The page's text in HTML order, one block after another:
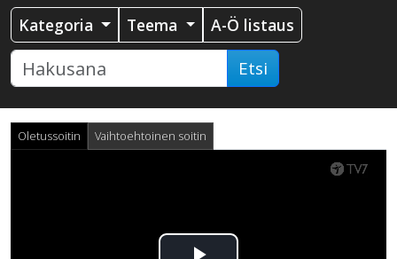
Kategoria Teema A-Ö listaus
Etsi
Oletussoitin Vaihtoehtoinen soitin